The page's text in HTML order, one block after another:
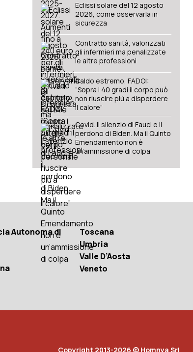
Eclissi solare del 12 agosto
2026, come osservarla in
sicurezza
Contratto sanità, valorizzati
gli infermieri ma penalizzate
le altre professioni
Caldo estremo, FADOI:
“Sopra i 40 gradi il corpo può
non riuscire più a disperdere
il calore”
Covid. Il silenzio di Fauci e il
perdono di Biden. Ma il Quinto
Emendamento non è
un’ammissione di colpa
Autonoma di
Toscana
Umbria
Valle D’Aosta
Veneto
Copyright 2013-2026 © Homnya Srl